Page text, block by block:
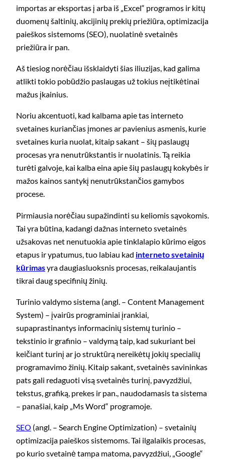
importas ar eksportas į arba iš „Excel“ programos ir kitų
duomenų šaltinių, akcijinių prekių priežiūra, optimizacija
paieškos sistemoms (SEO), nuolatinė svetainės
priežiūra ir pan.
Aš tiesiog norėčiau išsklaidyti šias iliuzijas, kad galima
atlikti tokio pobūdžio paslaugas už tokius neįtikėtinai
mažus įkainius.
Noriu akcentuoti, kad kalbama apie tas interneto
svetaines kuriančias įmones ar pavienius asmenis, kurie
svetaines kuria nuolat, kitaip sakant – šių paslaugų
procesas yra nenutrūkstantis ir nuolatinis. Tą reikia
turėti galvoje, kai kalba eina apie šių paslaugų kokybės ir
mažos kainos santykį nenutrūkstančios gamybos
procese.
Pirmiausia norėčiau supažindinti su keliomis sąvokomis.
Tai yra būtina, kadangi dažnas interneto svetainės
užsakovas net nenutuokia apie tinklalapio kūrimo eigos
etapus ir ypatumus, tuo labiau kad interneto svetainių
kūrimasyra daugiasluoksnis procesas, reikalaujantis
tikrai daug specifinių žinių.
Turinio valdymo sistema (angl. – Content Management
System) – įvairūs programiniai įrankiai,
supaprastinantys informacinių sistemų turinio –
tekstinio ir grafinio – valdymą taip, kad sukuriant bei
keičiant turinį ar jo struktūrą nereikėtų jokių specialių
programavimo žinių. Kitaip sakant, svetainės savininkas
pats gali redaguoti visą svetainės turinį, pavyzdžiui,
tekstus, grafiką, prekes ir pan., naudodamasis ta sistema
– panašiai, kaip „Ms Word“ programoje.
SEO (angl. – Search Engine Optimization) – svetainių
optimizacija paieškos sistemoms. Tai ilgalaikis procesas,
po kurio svetainė tampa matoma, pavyzdžiui, „Google“